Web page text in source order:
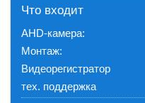
Что входит
AHD-камера:
Монтаж:
Видеорегистратор
тех. поддержка